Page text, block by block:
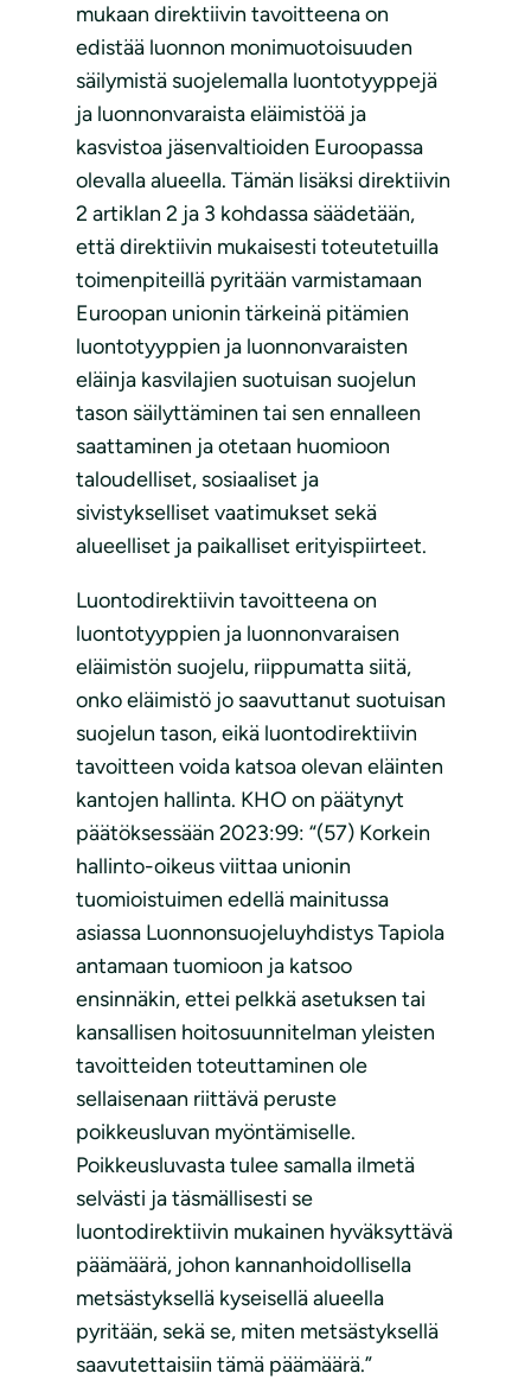
mukaan direktiivin tavoitteena on
edistää luonnon monimuotoisuuden
säilymistä suojelemalla luontotyyppejä
ja luonnonvaraista eläimistöä ja
kasvistoa jäsenvaltioiden Euroopassa
olevalla alueella. Tämän lisäksi direktiivin
2 artiklan 2 ja 3 kohdassa säädetään,
että direktiivin mukaisesti toteutetuilla
toimenpiteillä pyritään varmistamaan
Euroopan unionin tärkeinä pitämien
luontotyyppien ja luonnonvaraisten
eläinja kasvilajien suotuisan suojelun
tason säilyttäminen tai sen ennalleen
saattaminen ja otetaan huomioon
taloudelliset, sosiaaliset ja
sivistykselliset vaatimukset sekä
alueelliset ja paikalliset erityispiirteet.
Luontodirektiivin tavoitteena on
luontotyyppien ja luonnonvaraisen
eläimistön suojelu, riippumatta siitä,
onko eläimistö jo saavuttanut suotuisan
suojelun tason, eikä luontodirektiivin
tavoitteen voida katsoa olevan eläinten
kantojen hallinta. KHO on päätynyt
päätöksessään 2023:99: “(57) Korkein
hallinto-oikeus viittaa unionin
tuomioistuimen edellä mainitussa
asiassa Luonnonsuojeluyhdistys Tapiola
antamaan tuomioon ja katsoo
ensinnäkin, ettei pelkkä asetuksen tai
kansallisen hoitosuunnitelman yleisten
tavoitteiden toteuttaminen ole
sellaisenaan riittävä peruste
poikkeusluvan myöntämiselle.
Poikkeusluvasta tulee samalla ilmetä
selvästi ja täsmällisesti se
luontodirektiivin mukainen hyväksyttävä
päämäärä, johon kannanhoidollisella
metsästyksellä kyseisellä alueella
pyritään, sekä se, miten metsästyksellä
saavutettaisiin tämä päämäärä.”